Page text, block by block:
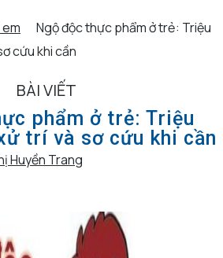
Ngộ độc thực phẩm ở trẻ: Triệu
cứu khi cần
BÀI VIẾT
phẩm ở trẻ: Triệu
trí và sơ cứu khi cần
Huyền Trang